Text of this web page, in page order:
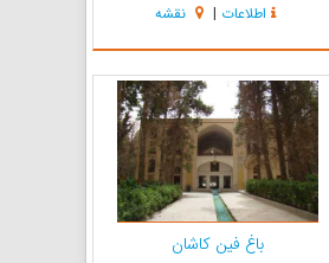
یک کاشی فیروزه‌ای در محل دفن
سهراب سپهری به عنوان سنگ مزار
وی نصب شد اما مدتی بعد با حضور
خانواده سهراب، سنگ سفید رنگی
جایگزین آن شد که...
اطلاعات | نقشه
باغ فین کاشان